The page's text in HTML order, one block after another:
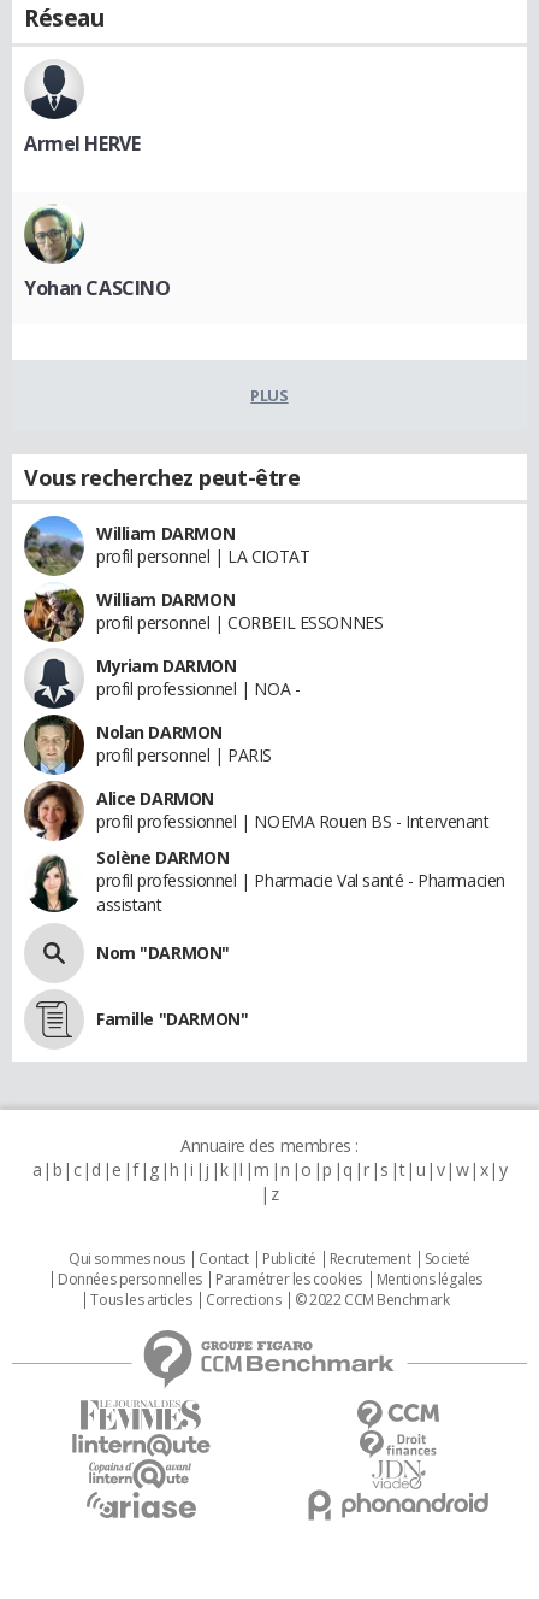
Réseau
Armel HERVE
Yohan CASCINO
PLUS
Vous recherchez peut-être
William DARMON
profil personnel | LA CIOTAT
William DARMON
profil personnel | CORBEIL ESSONNES
Myriam DARMON
profil professionnel | NOA -
Nolan DARMON
profil personnel | PARIS
Alice DARMON
profil professionnel | NOEMA Rouen BS - Intervenant
Solène DARMON
profil professionnel | Pharmacie Val santé - Pharmacien
assistant
Nom "DARMON"
Famille "DARMON"
Annuaire des membres :
a b c d e f g h i j k l m n o p q r s t u v w x y
z
Qui sommes nous Contact Publicité Recrutement
Societé
Données personnelles
Paramétrer les cookies
Mentions légales
Tous les articles
Corrections © 2022 CCM Benchmark